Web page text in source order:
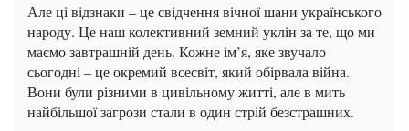
Але ці відзнаки – це свідчення вічної шани українського
народу. Це наш колективний земний уклін за те, що ми
маємо завтрашній день. Кожне ім’я, яке звучало
сьогодні – це окремий всесвіт, який обірвала війна.
Вони були різними в цивільному житті, але в мить
найбільшої загрози стали в один стрій безстрашних.